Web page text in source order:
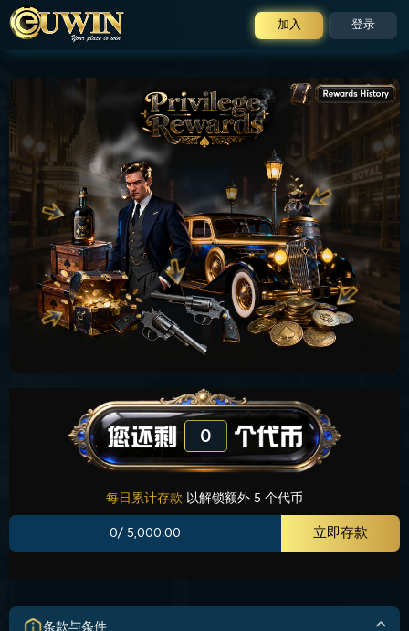
加入 登录
0
每日累计存款 以解锁额外 5 个代币
0/ 5,000.00 立即存款
条款与条件